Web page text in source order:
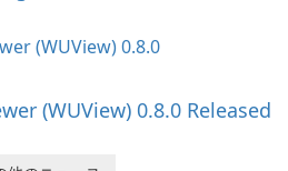
(WUView) 0.8.0 Released